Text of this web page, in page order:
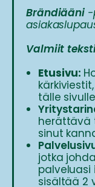
Brändiääni -
Valmiit
Etusivu:
tälle
herättävä
sinut
jotka
sisältää 2